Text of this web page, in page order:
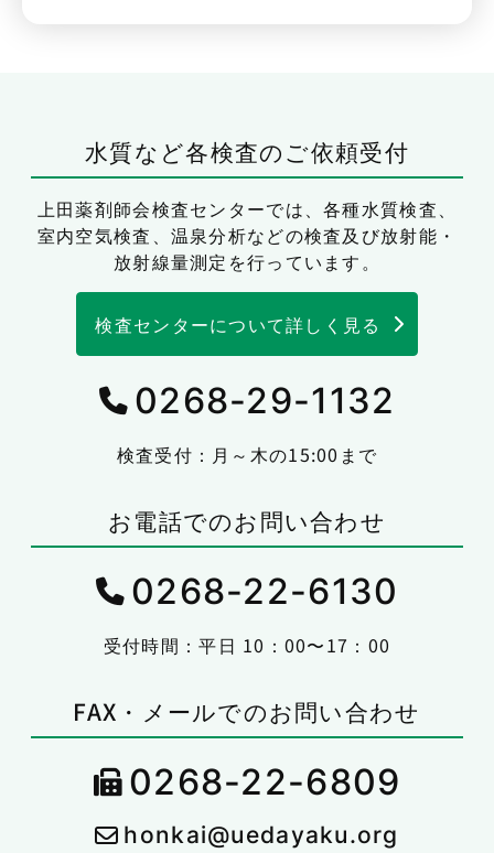
水質など各検査のご依頼受付
上田薬剤師会検査センターでは、各種水質検査、
室内空気検査、温泉分析などの検査及び放射能・
放射線量測定を行っています。
検査センターについて詳しく見る
0268-29-1132
検査受付：月～木の15:00まで
お電話でのお問い合わせ
0268-22-6130
受付時間：平日 10：00〜17：00
FAX・メールでのお問い合わせ
0268-22-6809
honkai@uedayaku.org